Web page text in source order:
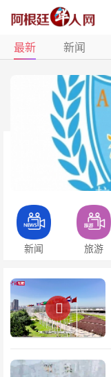
最新 新闻
新闻 旅游